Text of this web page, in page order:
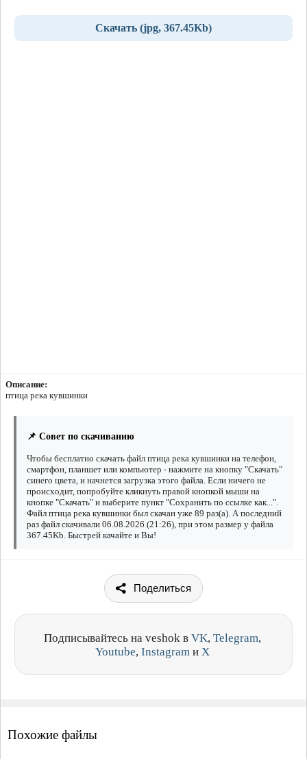
Скачать (jpg, 367.45Kb)
Описание:
птица река кувшинки
📌 Совет по скачиванию
Чтобы бесплатно скачать файл птица река кувшинки на телефон,
смартфон, планшет или компьютер - нажмите на кнопку "Скачать"
синего цвета, и начнется загрузка этого файла. Если ничего не
происходит, попробуйте кликнуть правой кнопкой мыши на
кнопке "Скачать" и выберите пункт "Сохранить по ссылке как...".
Файл птица река кувшинки был скачан уже 89 раз(а). А последний
раз файл скачивали 06.08.2026 (21:26), при этом размер у файла
367.45Kb. Быстрей качайте и Вы!
Поделиться
Подписывайтесь на veshok в VK, Telegram,
Youtube, Instagram и X
Похожие файлы